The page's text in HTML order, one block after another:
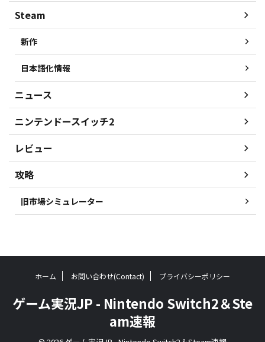
Steam
新作
日本語化情報
ニュース
ニンテンドースイッチ2
レビュー
攻略
旧市場シミュレーター
ホーム お問い合わせ(Contact) プライバシーポリシー
ゲーム実況JP - Nintendo Switch2＆Ste
am速報